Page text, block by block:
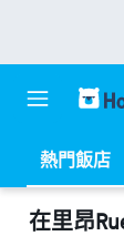
熱門飯店
在里昂